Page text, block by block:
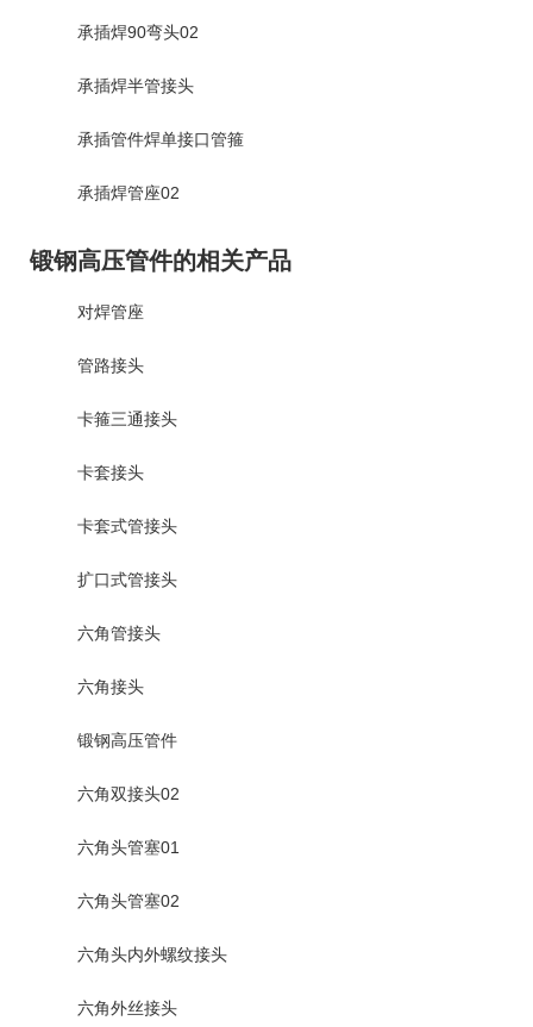
承插焊90弯头02
承插焊半管接头
承插管件焊单接口管箍
承插焊管座02
锻钢高压管件的相关产品
对焊管座
管路接头
卡箍三通接头
卡套接头
卡套式管接头
扩口式管接头
六角管接头
六角接头
锻钢高压管件
六角双接头02
六角头管塞01
六角头管塞02
六角头内外螺纹接头
六角外丝接头